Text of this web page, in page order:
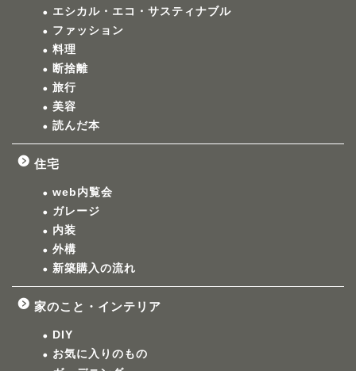
エシカル・エコ・サスティナブル
ファッション
料理
断捨離
旅行
美容
読んだ本
住宅
web内覧会
ガレージ
内装
外構
新築購入の流れ
家のこと・インテリア
DIY
お気に入りのもの